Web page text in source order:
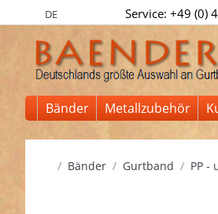
DE Service: +49 (0)
Bänder Metallzubehör
Startseite
Bänder Gurtband PP -